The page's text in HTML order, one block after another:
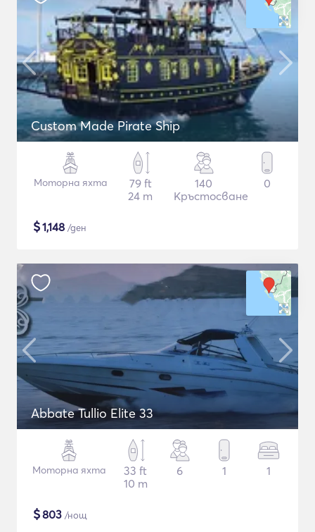
Custom Made Pirate Ship
Моторна яхта
79 ft
24 m
140
Кръстосване
0
$1,148 /ден
Abbate Tullio Elite 33
Моторна яхта
33 ft
10 m
6 1 1
$803 /нощ